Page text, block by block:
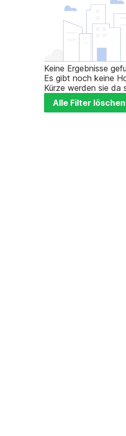
Keine Ergebnisse
Es gibt noch keine
Kürze werden sie da
Alle Filter löschen